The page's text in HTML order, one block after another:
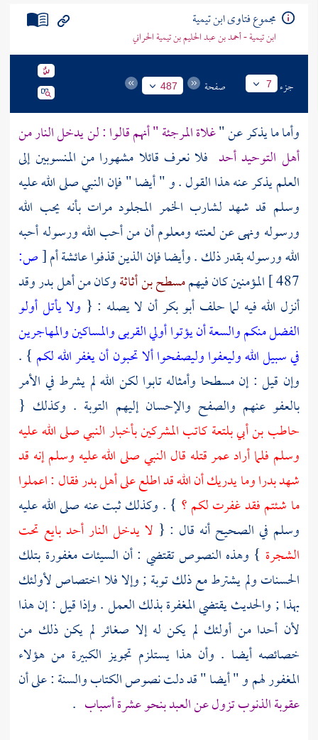
مجموع فتاوى ابن تيمية
ابن تيمية - أحمد بن عبد الحليم بن تيمية الحراني
جزء 7 صفحة 487
وأما ما يذكر عن "غلاةالمرجئة" أنهم قالوا : لن يدخل النار من
أهل التوحيد أحد فلا نعرف قائلا مشهورا من المنسوبين إلى
العلم يذكر عنه هذا القول . و " أيضا " فإن النبي صلى الله عليه
وسلم قد شهد لشارب الخمر المجلود مرات بأنه يحب الله
ورسوله ونهى عن لعنته ومعلوم أن من أحب الله ورسوله أحبه
الله ورسوله بقدر ذلك . وأيضا فإن الذين قذفواعائشة أم[ص:
487 ] المؤمنينكان فيهممسطح بن أثاثةوكان منأهلبدروقد
أنزل الله فيه لما حلف أبو بكرأن لا يصله : { ولا يأتل أولو
الفضل منكم والسعة أن يؤتوا أولي القربى والمساكين والمهاجرين
في سبيل الله وليعفوا وليصفحوا ألا تحبون أن يغفر الله لكم } .
وإن قيل : إنمسطحا وأمثاله تابوا لكن الله لم يشرط في الأمر
بالعفو عنهم والصفح والإحسان إليهم التوبة . وكذلك {
حاطب بن أبي بلتعةكاتب المشركين بأخبار النبي صلى الله عليه
وسلم فلما أرادعمرقتله قال النبي صلى الله عليه وسلم إنه قد
شهدبدراوما يدريك أن الله قد اطلع علىأهلبدرفقال : اعملوا
ما شئتم فقد غفرت لكم ؟ } . وكذلك ثبت عنه صلى الله عليه
وسلم في الصحيح أنه قال : { لا يدخل النار أحد بايع تحت
الشجرة } وهذه النصوص تقتضي : أن السيئات مغفورة بتلك
الحسنات ولم يشترط مع ذلك توبة ; وإلا فلا اختصاص لأولئك
بهذا ; والحديث يقتضي المغفرة بذلك العمل . وإذا قيل : إن هذا
لأن أحدا من أولئك لم يكن له إلا صغائر لم يكن ذلك من
خصائصه أيضا . وأن هذا يستلزم تجويز الكبيرة من هؤلاء
المغفور لهم و " أيضا " قد دلت نصوص الكتاب والسنة : على أن
عقوبة الذنوب تزول عن العبد بنحو عشرة أسباب .